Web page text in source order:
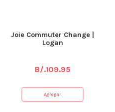
Joie Commuter Change |
Logan
B/.109.95
Agregar